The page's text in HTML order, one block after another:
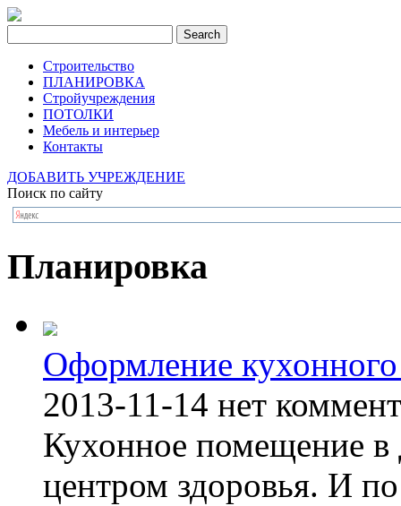
Строительство
ПЛАНИРОВКА
Стройучреждения
ПОТОЛКИ
Мебель и интерьер
Контакты
ДОБАВИТЬ УЧРЕЖДЕНИЕ
Поиск по сайту
Планировка
Оформление
2013-11-14 нет
Кухонное помещение в
центром здоровья. И